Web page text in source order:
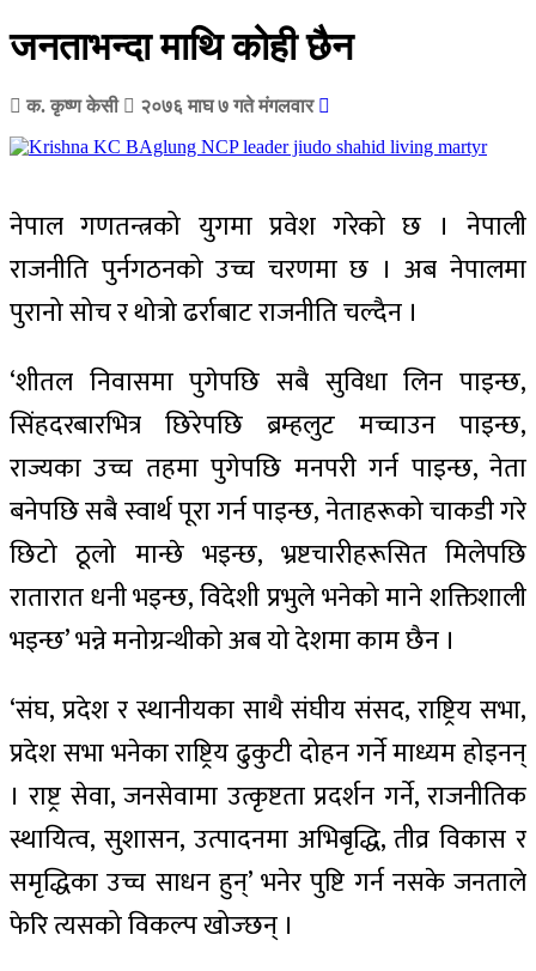
जनताभन्दा माथि कोही छैन
क. कृष्ण केसी २०७६ माघ ७ गते मंगलवार
नेपाल गणतन्त्रको युगमा प्रवेश गरेको छ । नेपाली
राजनीति पुर्नगठनको उच्च चरणमा छ । अब नेपालमा
पुरानो सोच र थोत्रो ढर्राबाट राजनीति चल्दैन ।
‘शीतल निवासमा पुगेपछि सबै सुविधा लिन पाइन्छ,
सिंहदरबारभित्र छिरेपछि ब्रम्हलुट मच्चाउन पाइन्छ,
राज्यका उच्च तहमा पुगेपछि मनपरी गर्न पाइन्छ, नेता
बनेपछि सबै स्वार्थ पूरा गर्न पाइन्छ, नेताहरूको चाकडी गरे
छिटो ठूलो मान्छे भइन्छ, भ्रष्टचारीहरूसित मिलेपछि
रातारात धनी भइन्छ, विदेशी प्रभुले भनेको माने शक्तिशाली
भइन्छ’ भन्ने मनोग्रन्थीको अब यो देशमा काम छैन ।
‘संघ, प्रदेश र स्थानीयका साथै संघीय संसद, राष्ट्रिय सभा,
प्रदेश सभा भनेका राष्ट्रिय ढुकुटी दोहन गर्ने माध्यम होइनन्
। राष्ट्र सेवा, जनसेवामा उत्कृष्टता प्रदर्शन गर्ने, राजनीतिक
स्थायित्व, सुशासन, उत्पादनमा अभिबृद्धि, तीव्र विकास र
समृद्धिका उच्च साधन हुन्’ भनेर पुष्टि गर्न नसके जनताले
फेरि त्यसको विकल्प खोज्छन् ।